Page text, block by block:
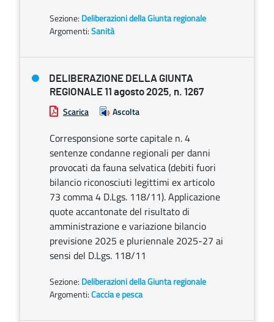
Sezione: Deliberazioni della Giunta regionale
Argomenti:Sanità
DELIBERAZIONE DELLA GIUNTA
REGIONALE 11 agosto 2025, n. 1267
Scarica Ascolta
Corresponsione sorte capitale n. 4
sentenze condanne regionali per danni
provocati da fauna selvatica (debiti fuori
bilancio riconosciuti legittimi ex articolo
73 comma 4 D.Lgs. 118/11). Applicazione
quote accantonate del risultato di
amministrazione e variazione bilancio
previsione 2025 e pluriennale 2025-27 ai
sensi del D.Lgs. 118/11
Sezione: Deliberazioni della Giunta regionale
Argomenti:Caccia e pesca